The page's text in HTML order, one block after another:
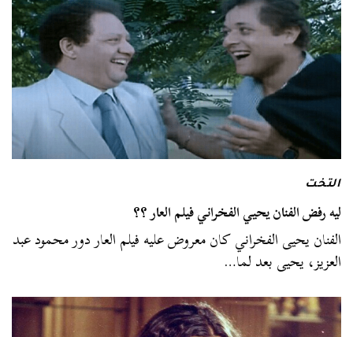
التخت
ليه رفض الفنان يحيي الفخراني فيلم العار ؟؟
الفنان يحيى الفخراني كان معروض عليه فيلم العار دور محمود عبد
العزيز، يحيى بعد لما…